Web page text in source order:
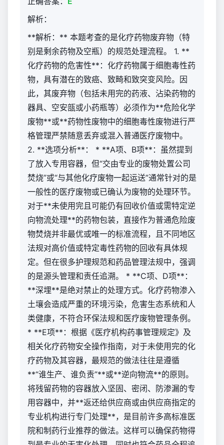
解析：
**解析：** 本题考查的是化疗药物废弃物（特
别是剩余药物及空瓶）的规范处理流程。 1. **
化疗药物的危害性**：化疗药物属于细胞毒性药
物，具有潜在的致癌、致畸和致突变风险。因
此，其废弃物（包括未用完的药液、沾染药物的
器具、空安瓿或小药瓶等）必须作为**危险化学
废物**或**药物性废物中的细胞毒性废物进行严
格管理严禁随意丢弃或混入普通医疗废物中。
2. **选项分析**： * **A项、B项**：虽然提到
了放入专用容器，但“交由专业的废物处置公司
焚烧”或“与其他化疗废物一起运送”通常针对的是
一般性的医疗废物或已确认为废物的处理环节。
对于**未使用完且可能仍有回收价值或需特定逆
向物流处理**的药物包装，直接作为普通危险废
物焚烧并非最优或唯一的标准流程，且不同地区
法规对高价值或特定毒性药物的回收有具体规
定。但在很多护理规范和药品管理法规中，强调
的是源头管理和责任追溯。 * **C项、D项**：
**深埋**是绝对禁止的处理方式。化疗药物渗入
土壤会造成严重的环境污染，危害生态系统和人
类健康，不符合环保法规和医疗废物管理条例。
* **E项**：根据《医疗机构药事管理规定》及
相关化疗药物安全操作指南，对于未使用完的化
疗药物及其容器，最规范的做法往往是遵循
**“谁生产、谁负责”**或**逆向物流**的原则。
将残留药物的容器放入坚固、密闭、防渗漏的专
用容器中，并**返还给供应商或由供应商指定的
专业机构进行专门处理**，是目前许多高标准医
院和制药行业推荐的做法。这样可以确保药物得